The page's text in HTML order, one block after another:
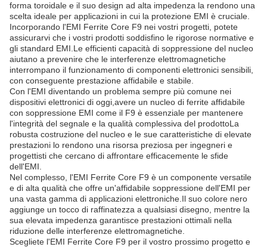
forma toroidale e il suo design ad alta impedenza la rendono una
scelta ideale per applicazioni in cui la protezione EMI è cruciale.
Incorporando l'EMI Ferrite Core F9 nei vostri progetti, potete
assicurarvi che i vostri prodotti soddisfino le rigorose normative e
gli standard EMI.Le efficienti capacità di soppressione del nucleo
aiutano a prevenire che le interferenze elettromagnetiche
interrompano il funzionamento di componenti elettronici sensibili,
con conseguente prestazione affidabile e stabile.
Con l'EMI diventando un problema sempre più comune nei
dispositivi elettronici di oggi,avere un nucleo di ferrite affidabile
con soppressione EMI come il F9 è essenziale per mantenere
l'integrità del segnale e la qualità complessiva del prodottoLa
robusta costruzione del nucleo e le sue caratteristiche di elevate
prestazioni lo rendono una risorsa preziosa per ingegneri e
progettisti che cercano di affrontare efficacemente le sfide
dell'EMI.
Nel complesso, l'EMI Ferrite Core F9 è un componente versatile
e di alta qualità che offre un'affidabile soppressione dell'EMI per
una vasta gamma di applicazioni elettroniche.Il suo colore nero
aggiunge un tocco di raffinatezza a qualsiasi disegno, mentre la
sua elevata impedenza garantisce prestazioni ottimali nella
riduzione delle interferenze elettromagnetiche.
Scegliete l'EMI Ferrite Core F9 per il vostro prossimo progetto e